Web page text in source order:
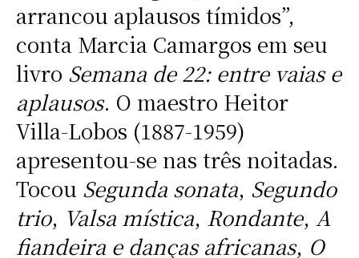
arrancou aplausos tímidos”,
conta Marcia Camargos em seu
livro Semana de 22: entre vaias e
aplausos. O maestro Heitor
Villa-Lobos (1887-1959)
apresentou-se nas três noitadas.
Tocou Segunda sonata, Segundo
trio, Valsa mística, Rondante, A
fiandeira e danças africanas, O